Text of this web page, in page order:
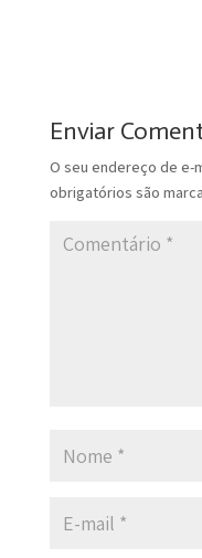
Enviar
O seu endereço de e-
obrigatórios são